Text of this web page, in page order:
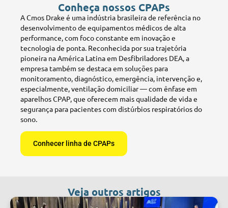
Conheça nossos CPAPs
A Cmos Drake é uma indústria brasileira de referência no
desenvolvimento de equipamentos médicos de alta
performance, com foco constante em inovação e
tecnologia de ponta. Reconhecida por sua trajetória
pioneira na América Latina em Desfibriladores DEA, a
empresa também se destaca em soluções para
monitoramento, diagnóstico, emergência, intervenção e,
especialmente, ventilação domiciliar — com ênfase em
aparelhos CPAP, que oferecem mais qualidade de vida e
segurança para pacientes com distúrbios respiratórios do
sono.
Conhecer linha de CPAPs
Veja outros artigos